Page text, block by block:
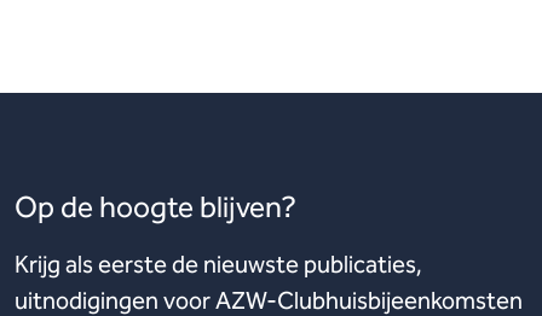
Op de hoogte blijven?
Krijg als eerste de nieuwste publicaties,
uitnodigingen voor AZW-Clubhuisbijeenkomsten